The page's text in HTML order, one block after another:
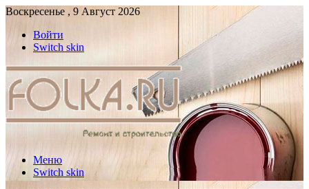
Воскресенье , 9 Август 2026
Войти
Switch skin
Меню
Switch skin